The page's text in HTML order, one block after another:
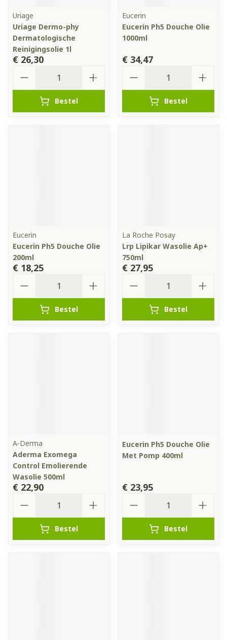
Uriage
Uriage Dermo-phy
Dermatologische
Reinigingsolie 1l
€ 26,30
Bestel
Eucerin
Eucerin Ph5 Douche Olie
1000ml
€ 34,47
Bestel
Eucerin
Eucerin Ph5 Douche Olie
200ml
€ 18,25
Bestel
La Roche Posay
Lrp Lipikar Wasolie Ap+
750ml
€ 27,95
Bestel
A-Derma
Aderma Exomega
Control Emolierende
Wasolie 500ml
€ 22,90
Bestel
Eucerin Ph5 Douche Olie
Met Pomp 400ml
€ 23,95
Bestel